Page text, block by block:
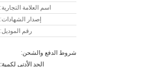
اسم العلامة التجارية:
إصدار الشهادات:
رقم الموديل:
شروط الدفع والشحن:
الحد الأدنى لكمية: